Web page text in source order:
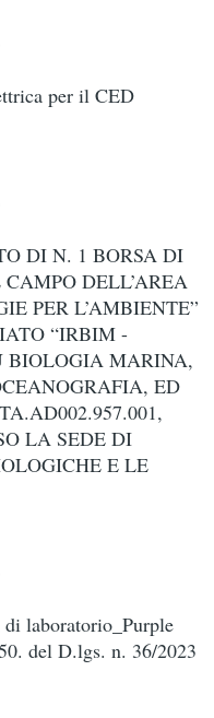
per il CED
DI N. 1 BORSA DI
DELL’AREA
PER L’AMBIENTE”
“IRBIM -
BIOLOGIA MARINA,
ED
LA SEDE DI
E LE
laboratorio_Purple
del D.lgs. n. 36/2023